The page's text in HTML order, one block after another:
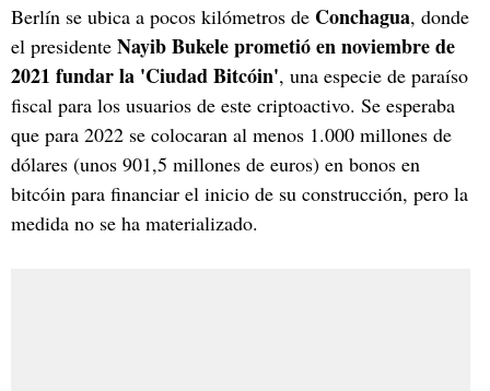
Berlín se ubica a pocos kilómetros de Conchagua, donde
el presidente Nayib Bukele prometió en noviembre de
2021 fundar la 'Ciudad Bitcóin', una especie de paraíso
fiscal para los usuarios de este criptoactivo. Se esperaba
que para 2022 se colocaran al menos 1.000 millones de
dólares (unos 901,5 millones de euros) en bonos en
bitcóin para financiar el inicio de su construcción, pero la
medida no se ha materializado.